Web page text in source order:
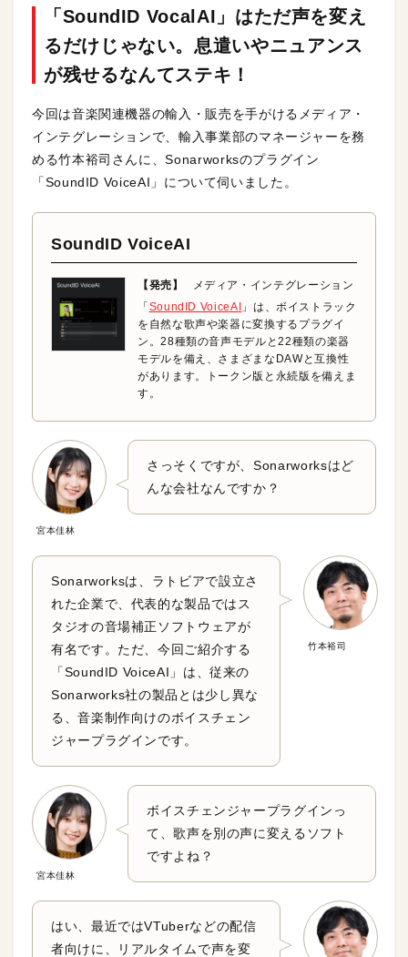
「SoundID VocalAI」はただ声を変え
るだけじゃない。息遣いやニュアンス
が残せるなんてステキ！
今回は音楽関連機器の輸入・販売を手がけるメディア・
インテグレーションで、輸入事業部のマネージャーを務
める竹本裕司さんに、Sonarworksのプラグイン
「SoundID VoiceAI」について伺いました。
SoundID VoiceAI
【発売】
メディア・インテグレーション
「SoundID VoiceAI 」は、ボイストラック
を自然な歌声や楽器に変換するプラグイ
ン。28種類の音声モデルと22種類の楽器
モデルを備え、さまざまなDAWと互換性
があります。トークン版と永続版を備えま
す。
宮本佳林
さっそくですが、Sonarworksはど
んな会社なんですか？
竹本裕司
Sonarworksは、ラトビアで設立さ
れた企業で、代表的な製品ではス
タジオの音場補正ソフトウェアが
有名です。ただ、今回ご紹介する
「SoundID VoiceAI」は、従来の
Sonarworks社の製品とは少し異な
る、音楽制作向けのボイスチェン
ジャープラグインです。
宮本佳林
ボイスチェンジャープラグインっ
て、歌声を別の声に変えるソフト
ですよね？
はい、最近ではVTuberなどの配信
者向けに、リアルタイムで声を変